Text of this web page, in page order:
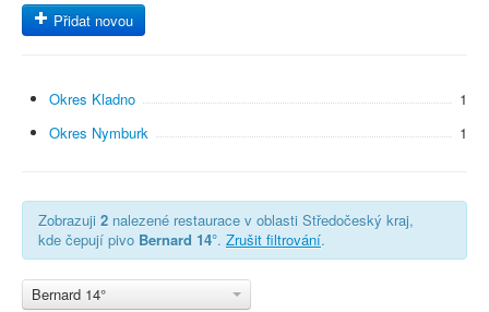
Přidat novou
Okres Kladno
1
Okres Nymburk
1
Zobrazuji 2 nalezené restaurace v oblasti Středočeský kraj,
kde čepují pivo Bernard 14°. Zrušit filtrování.
Bernard 14°